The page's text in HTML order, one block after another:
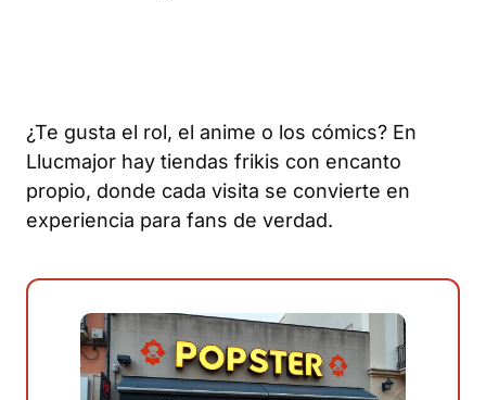
¿Te gusta el rol, el anime o los cómics? En
Llucmajor hay tiendas frikis con encanto
propio, donde cada visita se convierte en
experiencia para fans de verdad.